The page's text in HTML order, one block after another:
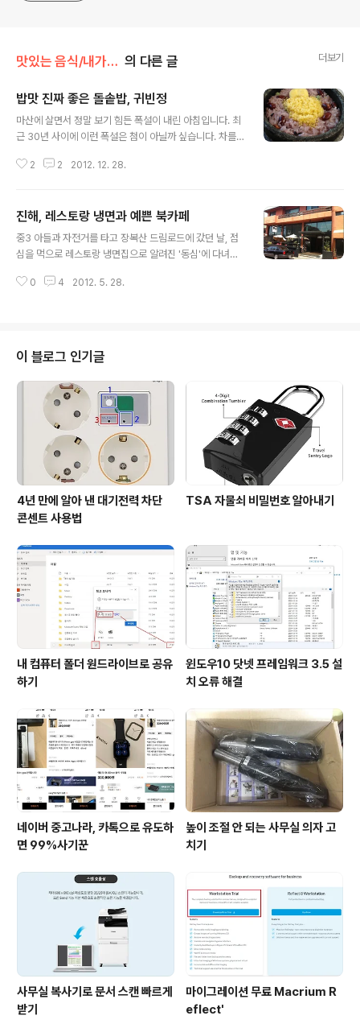
맛있는 음식/내가 좋아하는 맛집 의 다른 글 더보기
밥맛 진짜 좋은 돌솥밥, 귀빈정
마산에 살면서 정말 보기 힘든 폭설이 내린 아침입니다. 최
근 30년 사이에 이런 폭설은 첨이 아닐까 싶습니다. 차를
일이 걱정이네요. 아침부터 마당에 가득 쌓인 눈을 다치우
도 안 하고 폭설이 내리는데, 배달 음식을 시켜먹을 수도 없
고, 밖에 나가서 밥을 사먹는 것도 쉬운 일은 아닐 것 같습
니다. 라면이나 끓여 먹어야 할 것 같은데.... 역시 라면은 비
스팅 한 번 합니다. 오늘 소개하는 집은 영양돌솥밥을 하는
2 2 2012. 12. 28.
진해, 레스토랑 냉면과 예쁜 북카페
중3 아들과 자전거를 타고 장복산 드림로드에 갔던 날, 점
심을 먹으로 레스토랑 냉면집으로 알려진 '동심'에 다녀왔
이 있다고 하면 꼭 한 번 가보곤 합니다. 진해 '동심'을 알게
블로그에 나오는 짜장면 집에 가서 점심을 먹을 계획이었
습니다. 그런데 자전거를 타고 드림로드 길을 가다가 짜장
면 집을 확인하려고 블로그를 살펴보는데, 새로 포스팅 한
글 중에 냉면집이 눈에 확 들어오더군요. 아들도 짜장면 보
다는 시원한 냉면이 먹고 싶다고 하였습니다. 지도 검색을
해보니 드림로드 하산 길은 진해구..
0 4 2012. 5. 28.
이 블로그 인기글
4년 만에 알아 낸 대기전력 차단
콘센트 사용법
TSA 자물쇠 비밀번호 알아내기
내 컴퓨터 폴더 원드라이브로 공유
하기
윈도우10 닷넷 프레임워크 3.5 설
치 오류 해결
네이버 중고나라, 카톡으로 유도하
면 99%사기꾼
높이 조절 안 되는 사무실 의자 고
치기
사무실 복사기로 문서 스캔 빠르게
받기
마이그레이션 무료 Macrium R
eflect'